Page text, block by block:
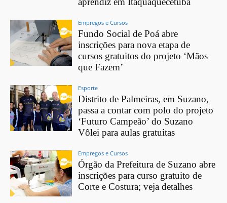
Empregos e Cursos
Fundo Social de Poá abre
inscrições para nova etapa de
cursos gratuitos do projeto ‘Mãos
que Fazem’
Esporte
Distrito de Palmeiras, em Suzano,
passa a contar com polo do projeto
‘Futuro Campeão’ do Suzano
Vôlei para aulas gratuitas
Empregos e Cursos
Órgão da Prefeitura de Suzano abre
inscrições para curso gratuito de
Corte e Costura; veja detalhes